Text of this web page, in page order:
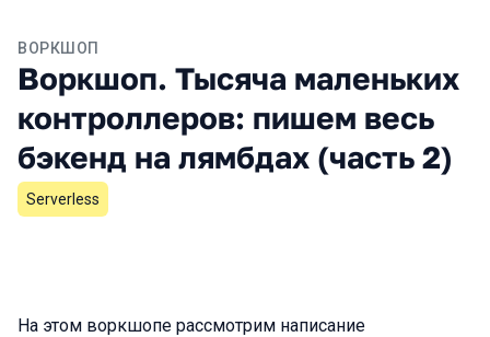
ВОРКШОП
Воркшоп. Тысяча маленьких
контроллеров: пишем весь
бэкенд на лямбдах (часть 2)
Serverless
На этом воркшопе рассмотрим написание